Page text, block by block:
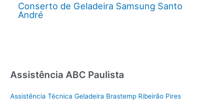
Conserto de Geladeira Samsung Santo
André
Assistência ABC Paulista
Assistência Técnica Geladeira Brastemp Ribeirão Pires